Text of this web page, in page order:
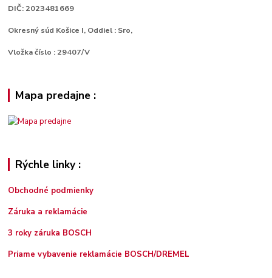
DIČ: 2023481669
Okresný súd Košice I, Oddiel : Sro,
Vložka číslo : 29407/V
Mapa predajne :
Rýchle linky :
Obchodné podmienky
Záruka a reklamácie
3 roky záruka BOSCH
Priame vybavenie reklamácie BOSCH/DREMEL